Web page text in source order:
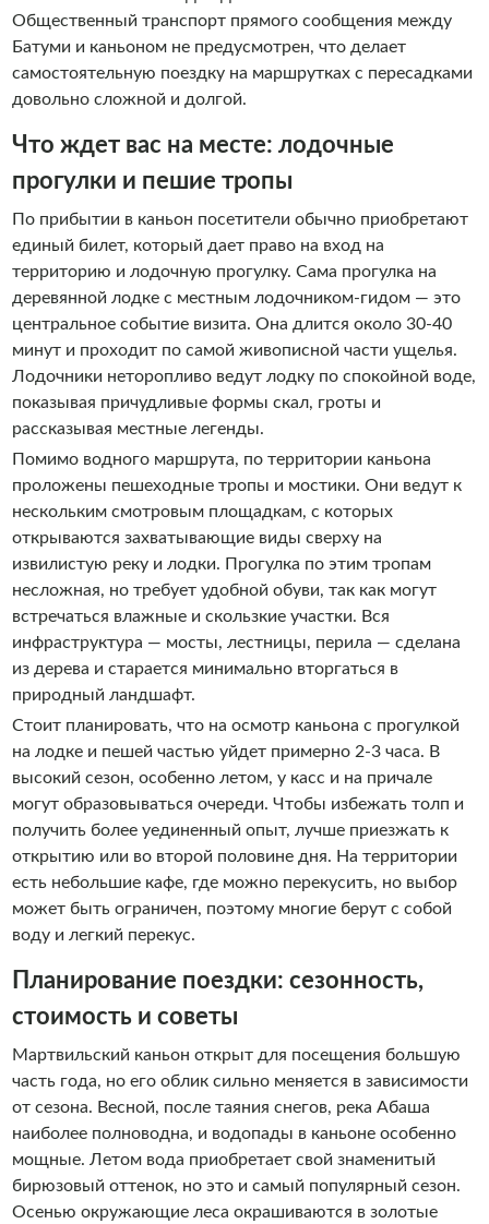
Общественный транспорт прямого сообщения между
Батуми и каньоном не предусмотрен, что делает
самостоятельную поездку на маршрутках с пересадками
довольно сложной и долгой.
Что ждет вас на месте: лодочные
прогулки и пешие тропы
По прибытии в каньон посетители обычно приобретают
единый билет, который дает право на вход на
территорию и лодочную прогулку. Сама прогулка на
деревянной лодке с местным лодочником-гидом — это
центральное событие визита. Она длится около 30-40
минут и проходит по самой живописной части ущелья.
Лодочники неторопливо ведут лодку по спокойной воде,
показывая причудливые формы скал, гроты и
рассказывая местные легенды.
Помимо водного маршрута, по территории каньона
проложены пешеходные тропы и мостики. Они ведут к
нескольким смотровым площадкам, с которых
открываются захватывающие виды сверху на
извилистую реку и лодки. Прогулка по этим тропам
несложная, но требует удобной обуви, так как могут
встречаться влажные и скользкие участки. Вся
инфраструктура — мосты, лестницы, перила — сделана
из дерева и старается минимально вторгаться в
природный ландшафт.
Стоит планировать, что на осмотр каньона с прогулкой
на лодке и пешей частью уйдет примерно 2-3 часа. В
высокий сезон, особенно летом, у касс и на причале
могут образовываться очереди. Чтобы избежать толп и
получить более уединенный опыт, лучше приезжать к
открытию или во второй половине дня. На территории
есть небольшие кафе, где можно перекусить, но выбор
может быть ограничен, поэтому многие берут с собой
воду и легкий перекус.
Планирование поездки: сезонность,
стоимость и советы
Мартвильский каньон открыт для посещения большую
часть года, но его облик сильно меняется в зависимости
от сезона. Весной, после таяния снегов, река Абаша
наиболее полноводна, и водопады в каньоне особенно
мощные. Летом вода приобретает свой знаменитый
бирюзовый оттенок, но это и самый популярный сезон.
Осенью окружающие леса окрашиваются в золотые